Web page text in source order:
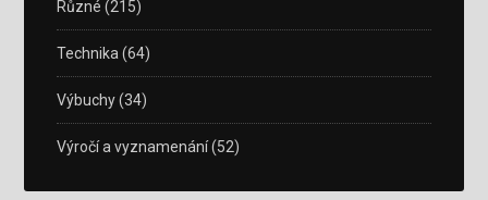
Různé (215)
Technika (64)
Výbuchy(34)
Výročí a vyznamenání(52)